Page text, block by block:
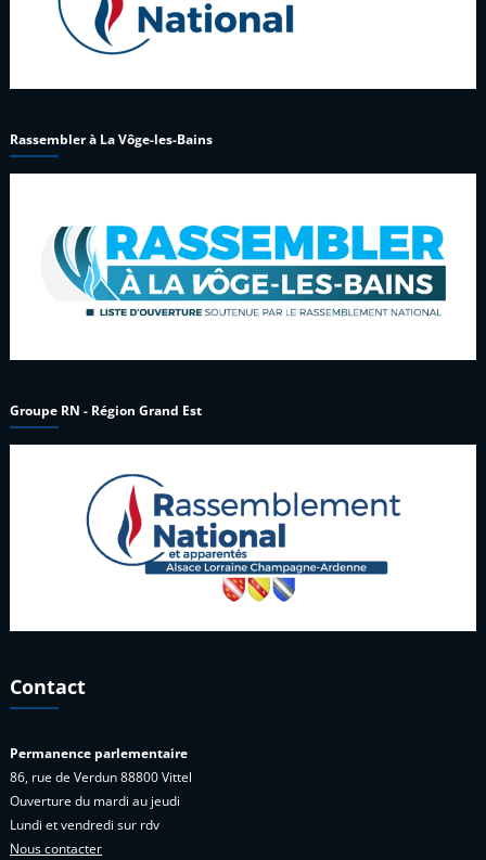
Rassembler à La Vôge-les-Bains
Groupe RN - Région Grand Est
Contact
Permanence parlementaire
86, rue de Verdun 88800 Vittel
Ouverture du mardi au jeudi
Lundi et vendredi sur rdv
Nous contacter